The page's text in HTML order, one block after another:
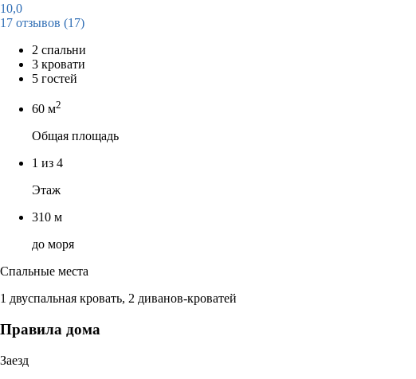
10,0
17 отзывов (17)
2 спальни
3 кровати
5 гостей
60 м2
Общая площадь
1 из 4
Этаж
310 м
до моря
Спальные места
1 двуспальная кровать, 2 диванов-кроватей
Правила дома
Заезд